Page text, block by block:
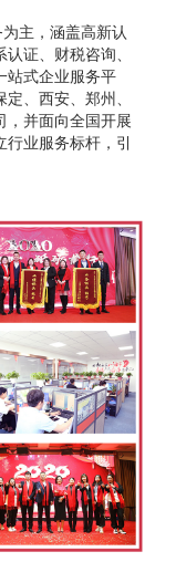
主，涵盖高新认
证、财税咨询、
站式企业服务平
、西安、郑州、
，并面向全国开展
业服务标杆，引